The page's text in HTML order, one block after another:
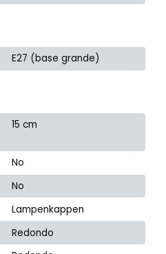
E27 (base grande)
15 cm
No
No
Lampenkappen
Redondo